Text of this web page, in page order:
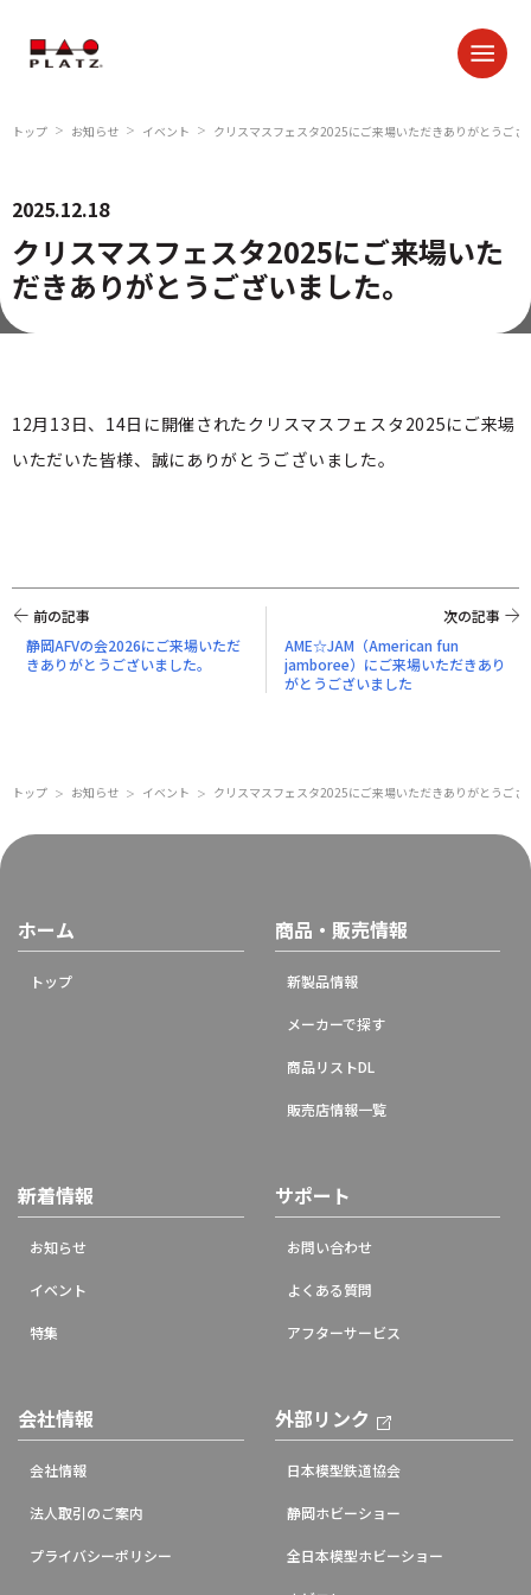
トップ ＞ お知らせ ＞ イベント ＞ クリスマスフェスタ2025にご来場いただきありがとうござ
2025.12.18
クリスマスフェスタ2025にご来場いた
だきありがとうございました。
12月13日、14日に開催されたクリスマスフェスタ2025にご来場
いただいた皆様、誠にありがとうございました。
前の記事
静岡AFVの会2026にご来場いただ
きありがとうございました。
AME☆JAM（American fun
jamboree）にご来場いただきあり
がとうございました
次の記事
トップ ＞ お知らせ ＞ イベント ＞ クリスマスフェスタ2025にご来場いただきありがとうござ
ホーム
トップ
商品・販売情報
新製品情報
メーカーで探す
商品リストDL
販売店情報一覧
新着情報
お知らせ
イベント
特集
サポート
お問い合わせ
よくある質問
アフターサービス
会社情報
会社情報
法人取引のご案内
プライバシーポリシー
外部リンク
日本模型鉄道協会
静岡ホビーショー
全日本模型ホビーショー